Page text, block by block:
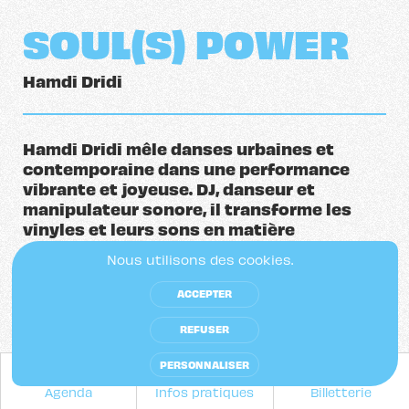
Agenda Infos pratiques Billetterie
SOUL(S) POWER
Hamdi Dridi
Hamdi Dridi mêle danses urbaines et
contemporaine dans une performance
vibrante et joyeuse. DJ, danseur et
manipulateur sonore, il transforme les
vinyles et leurs sons en matière
chorégraphique. Une célébration musicale
et dansée de l’être ensemble.
Entre danses urbaines et contemporaine,
Hamdi Dridi crée un univers nomade où
musique et corps dialoguent. DJ,
chroniqueur sonore et danseur, il
Nous utilisons des cookies.
PERSONNALISER
REFUSER
ACCEPTER